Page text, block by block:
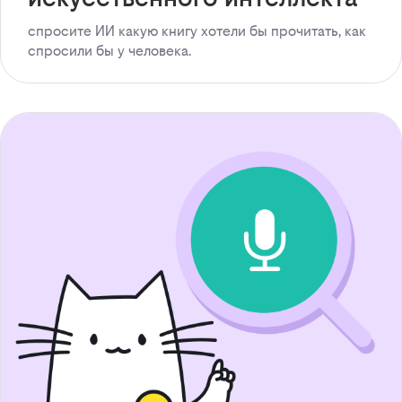
спросите ИИ какую книгу хотели бы прочитать, как
спросили бы у человека.